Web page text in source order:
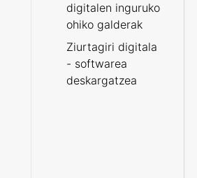
digitalen inguruko
ohiko galderak
Ziurtagiri digitala
- softwarea
deskargatzea